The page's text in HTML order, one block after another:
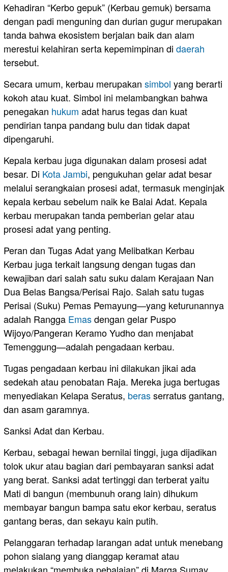
Kehadiran “Kerbo gepuk” (Kerbau gemuk) bersama
dengan padi menguning dan durian gugur merupakan
tanda bahwa ekosistem berjalan baik dan alam
merestui kelahiran serta kepemimpinan di daerah
tersebut.
Secara umum, kerbau merupakan simbol yang berarti
kokoh atau kuat. Simbol ini melambangkan bahwa
penegakan hukum adat harus tegas dan kuat
pendirian tanpa pandang bulu dan tidak dapat
dipengaruhi.
Kepala kerbau juga digunakan dalam prosesi adat
besar. Di Kota Jambi, pengukuhan gelar adat besar
melalui serangkaian prosesi adat, termasuk menginjak
kepala kerbau sebelum naik ke Balai Adat. Kepala
kerbau merupakan tanda pemberian gelar atau
prosesi adat yang penting.
Peran dan Tugas Adat yang Melibatkan Kerbau
Kerbau juga terkait langsung dengan tugas dan
kewajiban dari salah satu suku dalam Kerajaan Nan
Dua Belas Bangsa/Perisai Rajo. Salah satu tugas
Perisai (Suku) Pemas Pemayung—yang keturunannya
adalah Rangga Emasdengan gelar Puspo
Wijoyo/Pangeran Keramo Yudho dan menjabat
Temenggung—adalah pengadaan kerbau.
Tugas pengadaan kerbau ini dilakukan jikai ada
sedekah atau penobatan Raja. Mereka juga bertugas
menyediakan Kelapa Seratus, berasserratus gantang,
dan asam garamnya.
Sanksi Adat dan Kerbau.
Kerbau, sebagai hewan bernilai tinggi, juga dijadikan
tolok ukur atau bagian dari pembayaran sanksi adat
yang berat. Sanksi adat tertinggi dan terberat yaitu
Mati di bangun (membunuh orang lain) dihukum
membayar bangun bampa satu ekor kerbau, seratus
gantang beras, dan sekayu kain putih.
Pelanggaran terhadap larangan adat untuk menebang
pohon sialang yang dianggap keramat atau